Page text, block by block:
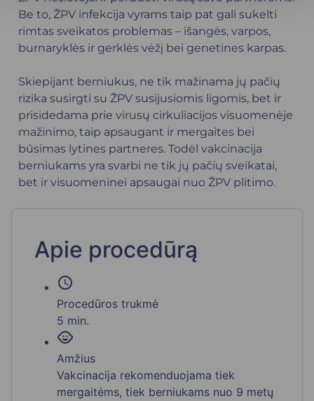
Be to, ŽPV infekcija vyrams taip pat gali sukelti
rimtas sveikatos problemas – išangės, varpos,
burnaryklės ir gerklės vėžį bei genetines karpas.
Skiepijant berniukus, ne tik mažinama jų pačių
rizika susirgti su ŽPV susijusiomis ligomis, bet ir
prisidedama prie virusų cirkuliacijos visuomenėje
mažinimo, taip apsaugant ir mergaites bei
būsimas lytines partneres. Todėl vakcinacija
berniukams yra svarbi ne tik jų pačių sveikatai,
bet ir visuomeninei apsaugai nuo ŽPV plitimo.
Apie procedūrą
schedule
Procedūros trukmė
5 min.
child_care
Amžius
Vakcinacija rekomenduojama tiek
mergaitėms, tiek berniukams nuo 9 metų